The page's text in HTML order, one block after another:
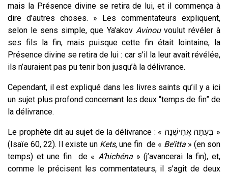
mais la Présence divine se retira de lui,et il commença à
dire d’autres choses. » Les commentateurs expliquent,
selon le sens simple, que Ya'akov Avinouvoulut révéler à
ses fils la fin, mais puisque cette fin était lointaine, la
Présence divine se retira de lui : car s’il la leur avait révélée,
ils n’auraient pas pu tenir bon jusqu’à la délivrance.
Cependant, il est expliqué dans les livres saints qu’il y a ici
un sujet plus profond concernant les deux “temps de fin” de
la délivrance.
Le prophète dit au sujet de la délivrance : « בְּעִתָּהּ אֲחִישֶׁנָּה »
(Isaïe 60, 22). Il existe un Kets, une fin de « Be’itta » (en son
temps) et une fin de « A’hichéna » (j’avancerai la fin), et,
comme le précisent les commentateurs, il s’agit de deux